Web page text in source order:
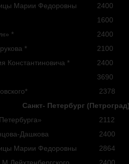
Марии Федоровны
2400
1600
*
2400
*
2100
Константиновича *
2400
3690
2378
2112
Дашкова
2400
Марии Федоровны
2864